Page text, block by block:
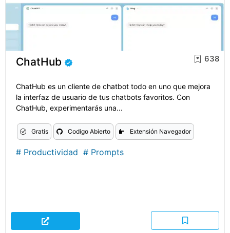
ChatHub 638
ChatHub es un cliente de chatbot todo en uno que mejora
la interfaz de usuario de tus chatbots favoritos. Con
ChatHub, experimentarás una...
Gratis Codigo Abierto Extensión Navegador
# Productividad # Prompts